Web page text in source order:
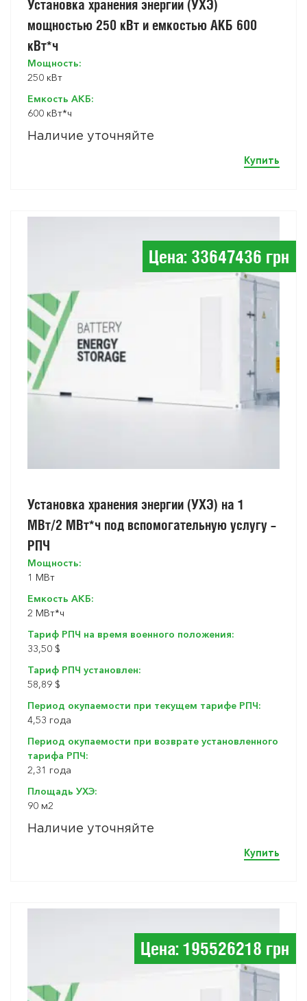
Установка хранения энергии (УХЭ)
мощностью 250 кВт и емкостью АКБ 600
кВт*ч
Мощность:
250 кВт
Емкость АКБ:
600 кВт*ч
Наличие уточняйте
Купить
Цена: 33647436 грн
Установка хранения энергии (УХЭ) на 1
МВт/2 МВт*ч под вспомогательную услугу –
РПЧ
Мощность:
1 МВт
Емкость АКБ:
2 МВт*ч
Тариф РПЧ на время военного положения:
33,50 $
Тариф РПЧ установлен:
58,89 $
Период окупаемости при текущем тарифе РПЧ:
4,53 года
Период окупаемости при возврате установленного
тарифа РПЧ:
2,31 года
Площадь УХЭ:
90 м2
Наличие уточняйте
Купить
Цена: 195526218 грн